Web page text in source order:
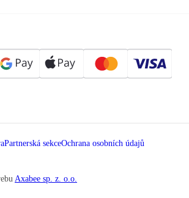
Partnerská sekceOchrana osobních údajů
Axabee sp. z. o.o.